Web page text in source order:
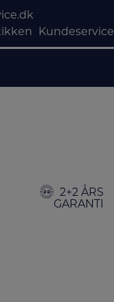
Kundeservice
2+2 ÅRS
GARANTI